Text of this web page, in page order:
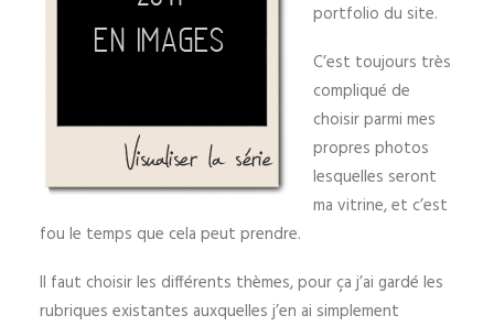
portfolio du site.
C’est toujours très
compliqué de
choisir parmi mes
propres photos
lesquelles seront
ma vitrine, et c’est
fou le temps que cela peut prendre.
Il faut choisir les différents thèmes, pour ça j’ai gardé les
rubriques existantes auxquelles j’en ai simplement